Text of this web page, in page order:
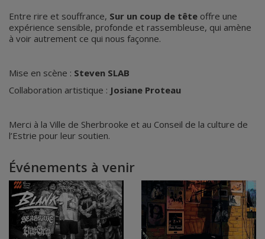
Entre rire et souffrance, Sur un coup de tête offre une
expérience sensible, profonde et rassembleuse, qui amène
à voir autrement ce qui nous façonne.
Mise en scène : Steven SLAB
Collaboration artistique : Josiane Proteau
Merci à la Ville de Sherbrooke et au Conseil de la culture de
l’Estrie pour leur soutien.
Événements à venir